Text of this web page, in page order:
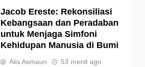
Jacob Ereste: Rekonsiliasi
Kebangsaan dan Peradaban
untuk Menjaga Simfoni
Kehidupan Manusia di Bumi
Alis Asmaun 53 menit ago